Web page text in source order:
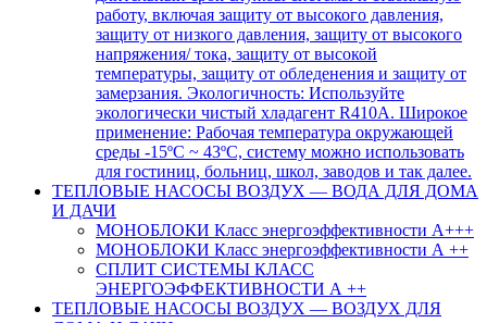
работу, включая защиту от высокого давления,
защиту от низкого давления, защиту от высокого
напряжения/ тока, защиту от высокой
температуры, защиту от обледенения и защиту от
замерзания. Экологичность: Используйте
экологически чистый хладагент R410A. Широкое
применение: Рабочая температура окружающей
среды -15ºC ~ 43ºC, систему можно использовать
для гостиниц, больниц, школ, заводов и так далее.
ТЕПЛОВЫЕ НАСОСЫ ВОЗДУХ — ВОДА ДЛЯ ДОМА
И ДАЧИ
МОНОБЛОКИ Класс энергоэффективности А+++
МОНОБЛОКИ Класс энергоэффективности А ++
СПЛИТ СИСТЕМЫ КЛАСС
ЭНЕРГОЭФФЕКТИВНОСТИ А ++
ТЕПЛОВЫЕ НАСОСЫ ВОЗДУХ — ВОЗДУХ ДЛЯ